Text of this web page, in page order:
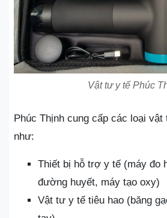
Vật tư y tế Phúc
Phúc Thịnh cung cấp các loại
như:
Thiết bị hỗ trợ y tế (máy đo
đường huyết, máy tạo oxy)
Vật tư y tế tiêu hao (băng